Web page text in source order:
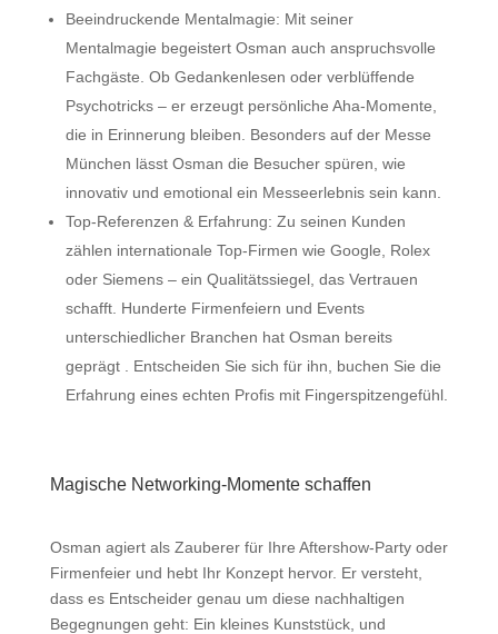
Beeindruckende Mentalmagie: Mit seiner
Mentalmagie begeistert Osman auch anspruchsvolle
Fachgäste. Ob Gedankenlesen oder verblüffende
Psychotricks – er erzeugt persönliche Aha-Momente,
die in Erinnerung bleiben. Besonders auf der Messe
München lässt Osman die Besucher spüren, wie
innovativ und emotional ein Messeerlebnis sein kann.
Top-Referenzen & Erfahrung: Zu seinen Kunden
zählen internationale Top-Firmen wie Google, Rolex
oder Siemens – ein Qualitätssiegel, das Vertrauen
schafft. Hunderte Firmenfeiern und Events
unterschiedlicher Branchen hat Osman bereits
geprägt
. Entscheiden Sie sich für ihn, buchen Sie die
Erfahrung eines echten Profis mit Fingerspitzengefühl.
Magische Networking-Momente schaffen
Osman agiert als Zauberer für Ihre Aftershow-Partyoder
Firmenfeier und hebt Ihr Konzept hervor. Er versteht,
dass es Entscheider genau um diese nachhaltigen
Begegnungen geht: Ein kleines Kunststück, und